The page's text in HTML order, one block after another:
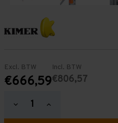
Excl. BTW
€666,59
Incl. BTW
€806,57
Hoeveelheid
verlagen
Hoeveelheid
verhogen